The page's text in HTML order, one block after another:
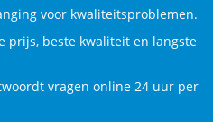
voor kwaliteitsproblemen.
prijs, beste kwaliteit en langste
vragen online 24 uur per